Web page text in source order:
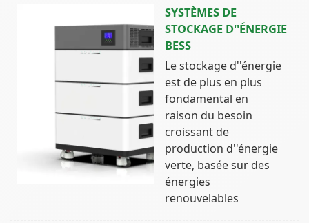
SYSTÈMES DE
STOCKAGE D''ÉNERGIE
BESS
Le stockage d''énergie
est de plus en plus
fondamental en
raison du besoin
croissant de
production d''énergie
verte, basée sur des
énergies
renouvelables